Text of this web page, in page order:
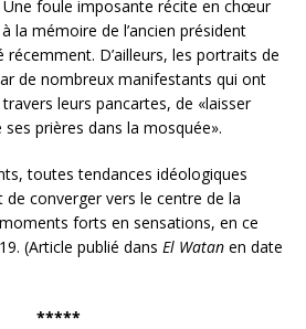
Une foule imposante récite en chœur
la mémoire de l’ancien président
D’ailleurs, les portraits de
de nombreux manifestants qui ont
leurs pancartes, de «laisser
prières dans la mosquée».
toutes tendances idéologiques
converger vers le centre de la
forts en sensations, en ce
(Article publié dans El Watan en date
*****